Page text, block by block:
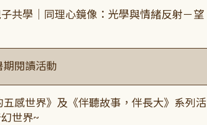
共學｜同理心鏡像：光學與情緒反射－望
期閱讀活動
五感世界》及《伴聽故事，伴長大》系列活
世界~